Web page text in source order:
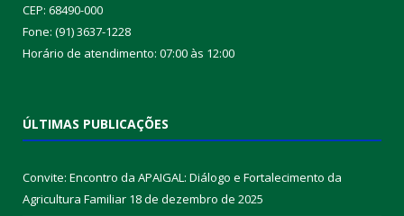
CEP: 68490-000
Fone: (91) 3637-1228
Horário de atendimento: 07:00 às 12:00
ÚLTIMAS PUBLICAÇÕES
Convite: Encontro da APAIGAL: Diálogo e Fortalecimento da
Agricultura Familiar 18 de dezembro de 2025